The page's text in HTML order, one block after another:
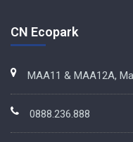
CN Ecopark
MAA11 & MAA12A,
0888.236.888